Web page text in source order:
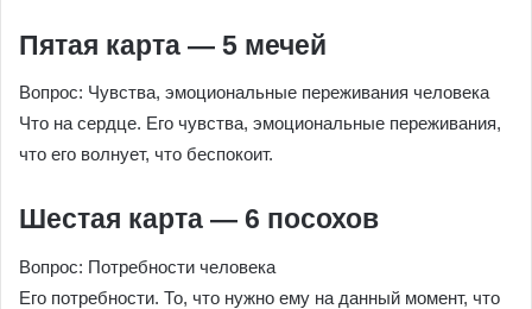
Пятая карта — 5 мечей
Вопрос: Чувства, эмоциональные переживания человека
Что на сердце. Его чувства, эмоциональные переживания,
что его волнует, что беспокоит.
Шестая карта — 6 посохов
Вопрос: Потребности человека
Его потребности. То, что нужно ему на данный момент, что